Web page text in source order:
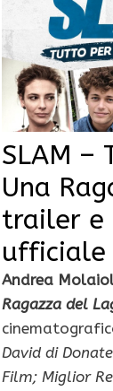
SLAM –
Una
trailer e
ufficiale
Andrea
Ragazza del
David di
Film; Miglior